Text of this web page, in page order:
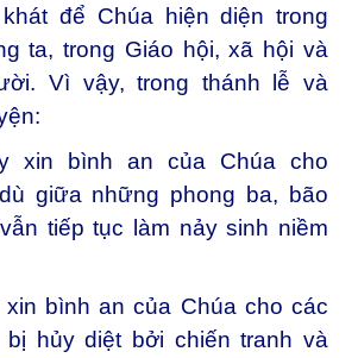
để Chúa hiện diện trong
ta, trong Giáo hội, xã hội và
Vì vậy, trong thánh lễ và
xin bình an của Chúa cho
giữa những phong ba, bão
tiếp tục làm nảy sinh niềm
xin bình an của Chúa cho các
hủy diệt bởi chiến tranh và